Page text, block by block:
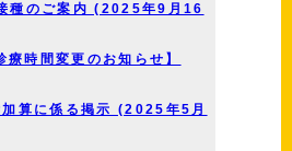
種のご案内 (2025年9月16
時間変更のお知らせ】
算に係る掲示 (2025年5月